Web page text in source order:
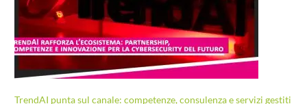
TrendAI punta sul canale: competenze, consulenza e servizi gestiti